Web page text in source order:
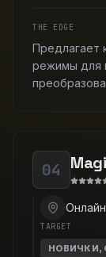
THE EDGE
Предлагает
режимы для
04
Онлайн
TARGET
НОВИЧКИ,